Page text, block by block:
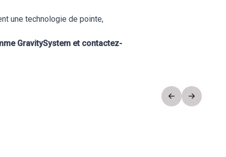
une technologie de pointe,
GravitySystem et contactez-